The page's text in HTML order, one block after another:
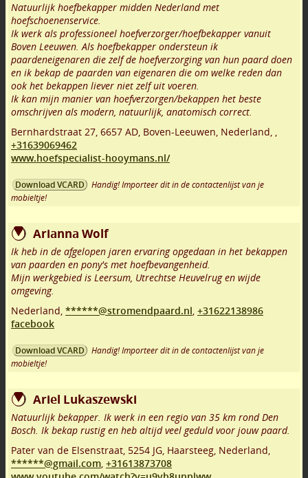
Natuurlijk hoefbekapper midden Nederland met
hoefschoenenservice.
Ik werk als professioneel hoefverzorger/hoefbekapper vanuit
Boven Leeuwen. Als hoefbekapper ondersteun ik
paardeneigenaren die zelf de hoefverzorging van hun paard doen
en ik bekap de paarden van eigenaren die om welke reden dan
ook het bekappen liever niet zelf uit voeren.
Ik kan mijn manier van hoefverzorgen/bekappen het beste
omschrijven als modern, natuurlijk, anatomisch correct.
Bernhardstraat 27, 6657 AD, Boven-Leeuwen, Nederland, ,
+31639069462
www.hoefspecialist-hooymans.nl/
Download VCARD
Handig! Importeer dit in de contactenlijst van je
mobieltje!
Arianna Wolf
Ik heb in de afgelopen jaren ervaring opgedaan in het bekappen
van paarden en pony's met hoefbevangenheid.
Mijn werkgebied is Leersum, Utrechtse Heuvelrug en wijde
omgeving.
Nederland, ******@stromendpaard.nl, +31622138986
facebook
Download VCARD
Handig! Importeer dit in de contactenlijst van je
mobieltje!
Ariel Lukaszewski
Natuurlijk bekapper. Ik werk in een regio van 35 km rond Den
Bosch. Ik bekap rustig en heb altijd veel geduld voor jouw paard.
Pater van de Elsenstraat, 5254 JG, Haarsteeg, Nederland,
******@gmail.com, +31613873708